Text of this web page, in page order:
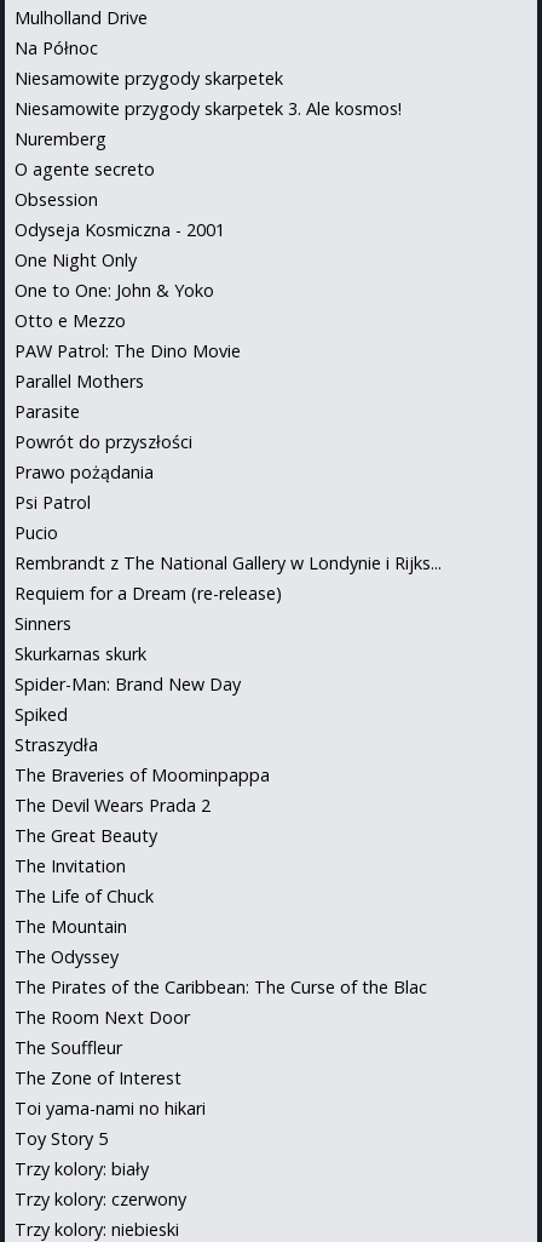
Mulholland Drive
Na Północ
Niesamowite przygody skarpetek
Niesamowite przygody skarpetek 3. Ale kosmos!
Nuremberg
O agente secreto
Obsession
Odyseja Kosmiczna - 2001
One Night Only
One to One: John & Yoko
Otto e Mezzo
PAW Patrol: The Dino Movie
Parallel Mothers
Parasite
Powrót do przyszłości
Prawo pożądania
Psi Patrol
Pucio
Rembrandt z The National Gallery w Londynie i Rijks...
Requiem for a Dream (re-release)
Sinners
Skurkarnas skurk
Spider-Man: Brand New Day
Spiked
Straszydła
The Braveries of Moominpappa
The Devil Wears Prada 2
The Great Beauty
The Invitation
The Life of Chuck
The Mountain
The Odyssey
The Pirates of the Caribbean: The Curse of the Blac
The Room Next Door
The Souffleur
The Zone of Interest
Toi yama-nami no hikari
Toy Story 5
Trzy kolory: biały
Trzy kolory: czerwony
Trzy kolory: niebieski